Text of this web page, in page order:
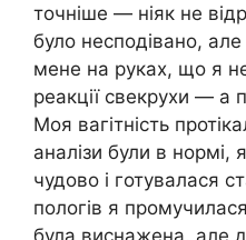
точніше — ніяк не
було несподівано,
мене на руках, що я
реакції свекрухи — а
Моя вагітність
аналізи були в нормі,
чудово і готувалася
пологів я
була виснажена, але